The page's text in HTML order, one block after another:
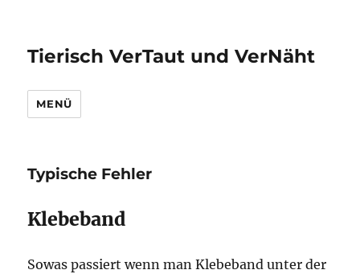
Tierisch VerTaut und VerNäht
MENÜ
Typische Fehler
Klebeband
Sowas passiert wenn man Klebeband unter der